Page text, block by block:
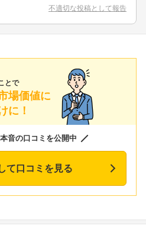
不適切な投稿として報告
とで
場価値に
に！
音の口コミを公開中
て口コミを見る